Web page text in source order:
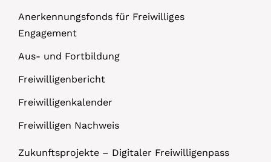
Anerkennungsfonds für Freiwilliges
Engagement
Aus- und Fortbildung
Freiwilligenbericht
Freiwilligenkalender
Freiwilligen Nachweis
Zukunftsprojekte – Digitaler Freiwilligenpass